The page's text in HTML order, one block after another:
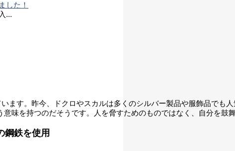
した！
...
ます。昨今、ドクロやスカルは多くのシルバー製品や服飾品でも
味を持つのだそうです。人を脅すためのものではなく、自分を鼓
鋼鉄を使用